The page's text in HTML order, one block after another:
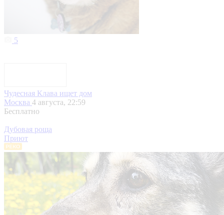
5
Чудесная Клава ищет дом
Москва 4 августа, 22:59
Бесплатно
Дубовая роща
Приют